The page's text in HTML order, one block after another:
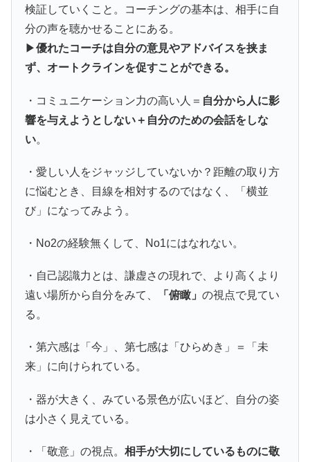
検証していくこと。コーチングの基本は、相手に自
分の声を聴かせることにある。
▶︎優れたコーチは自分の意見やアドバイスを挟ま
ず、オートクラインを促すことができる。
・コミュニケーション力の高い人＝ 自分から人に影
響を与えようとしない＋自分のための会話をしな
い。
・愛しい人をジャッジしていないか？距離の取り方
に悩むとき、目線を相対するのではなく、「横並
び」になってみよう。
・No2の経験無くして、No1にはなれない。
・自己認識力とは、謙虚さの現れで、より高くより
遠い場所から自分をみて、
「俯瞰」の視点で見てい
る。
・第六感は「今」、第七感は「ひらめき」＝「未
来」に向けられている。
・器が大きく、みている景色が広いほど、自分の姿
は小さく見えている。
・「敬意」の視点。相手が大切にしているものに敬